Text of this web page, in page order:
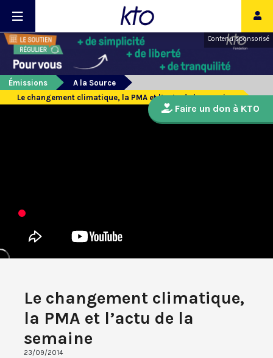
Contenu sponsorisé
Émissions
A la Source
Le changement climatique, la PMA et l’actu de la semaine
Le changement climatique,
la PMA et l’actu de la
semaine
23/09/2014
Faire un don à KTO